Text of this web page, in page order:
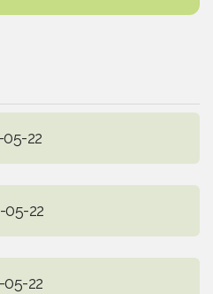
22
22
22